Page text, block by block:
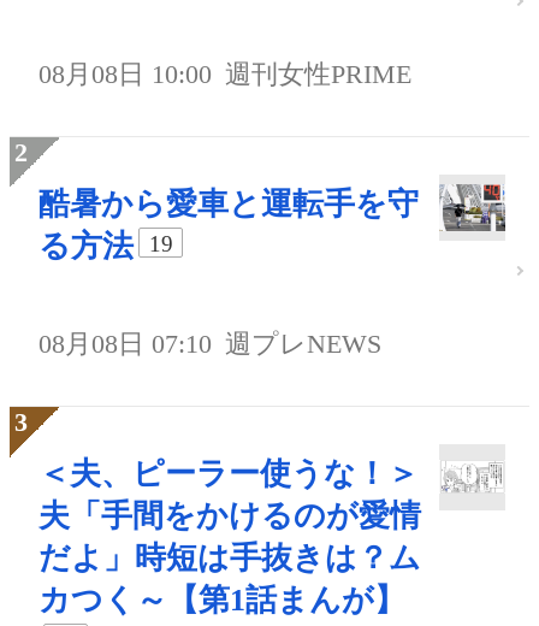
08月08日 10:00 週刊女性PRIME
酷暑から愛車と運転手を守
る方法
19
08月08日 07:10 週プレNEWS
＜夫、ピーラー使うな！＞
夫「手間をかけるのが愛情
だよ」時短は手抜きは？ム
カつく～【第1話まんが】